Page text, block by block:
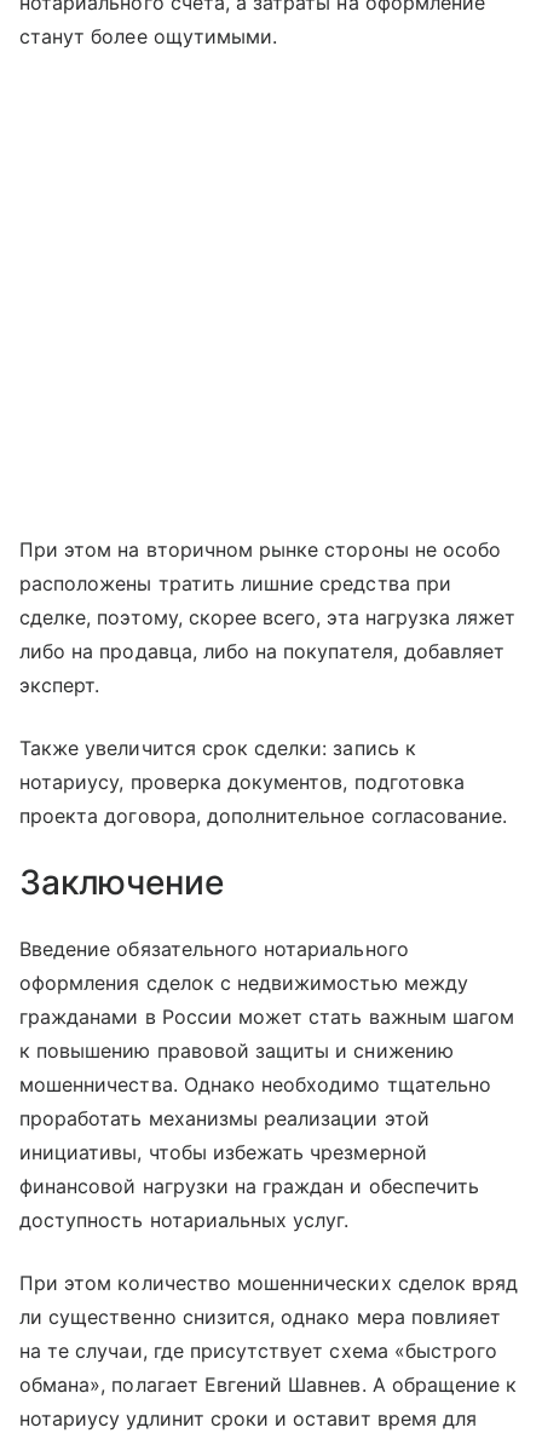
станут более ощутимыми.
При этом на вторичном рынке стороны не особо
расположены тратить лишние средства при
сделке, поэтому, скорее всего, эта нагрузка ляжет
либо на продавца, либо на покупателя, добавляет
эксперт.
Также увеличится срок сделки: запись к
нотариусу, проверка документов, подготовка
проекта договора, дополнительное согласование.
Заключение
Введение обязательного нотариального
оформления сделок с недвижимостью между
гражданами в России может стать важным шагом
к повышению правовой защиты и снижению
мошенничества. Однако необходимо тщательно
проработать механизмы реализации этой
инициативы, чтобы избежать чрезмерной
финансовой нагрузки на граждан и обеспечить
доступность нотариальных услуг.
При этом количество мошеннических сделок вряд
ли существенно снизится, однако мера повлияет
на те случаи, где присутствует схема «быстрого
обмана», полагает Евгений Шавнев. А обращение к
нотариусу удлинит сроки и оставит время для